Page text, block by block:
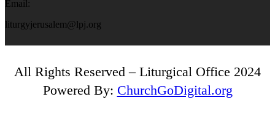
Email:
liturgyjerusalem@lpj.org
All Rights Reserved – Liturgical Office 2024
Powered By: ChurchGoDigital.org